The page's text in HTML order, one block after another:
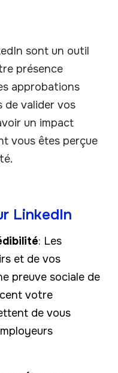
sont un outil
présence
approbations
de valider vos
un impact
vous êtes perçue
LinkedIn
: Les
et de vos
preuve sociale de
votre
de vous